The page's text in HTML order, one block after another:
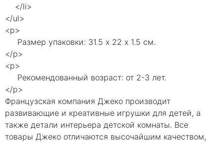
</li>
</ul>
<p>
Размер упаковки: 31.5 х 22 х 1.5 см.
</p>
<p>
Рекомендованный возраст: от 2-3 лет.
</p>
Французская компания Джеко производит
развивающие и креативные игрушки для детей, а
также детали интерьера детской комнаты. Все
товары Джеко отличаются высочайшим качеством,